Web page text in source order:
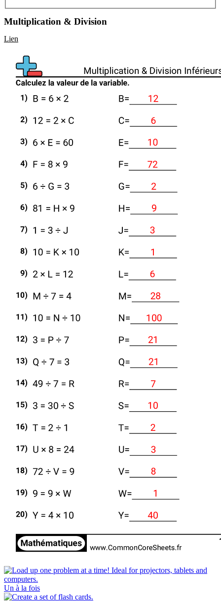
Multiplication & Division
Lien
Un à la fois